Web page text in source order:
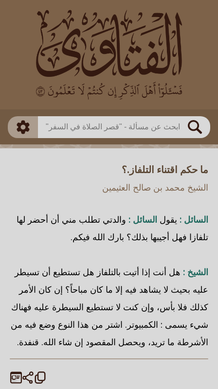
بحث
العالم
بن باز
بن العثيمين
اللجنة الدائمة
طريقة البحث
ذكي
ما حكم اقتناء التلفاز.؟
الشيخ محمد بن صالح العثيمين
السائل : يقول السائل : والدتي تطلب مني أن أحضر لها
تلفازا فهل أجيبها بذلك؟ بارك الله فيكم.
الشيخ : هل أنت إذا أتيت بالتلفاز هل تستطيع أن تسيطر
عليه بحيث لا يشاهد فيه إلا ما كان مباحاً؟ إن كان الأمر
كذلك فلا بأس، وإن كنت لا تستطيع السيطرة عليه فهناك
شيء يسمى : الكمبيوتر. اشتر من هذا النوع وضع فيه من
الأشرطة ما تريد، ويحصل المقصود إن شاء الله. قنفدة.